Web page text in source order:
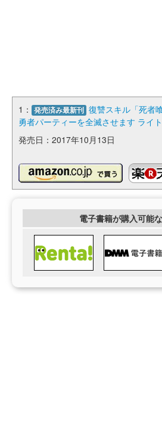
1： 発売済み最新刊 復讐スキル「死者
勇者パーティーを全滅させます ライ
発売日：2017年10月13日
電子書籍が購入可能